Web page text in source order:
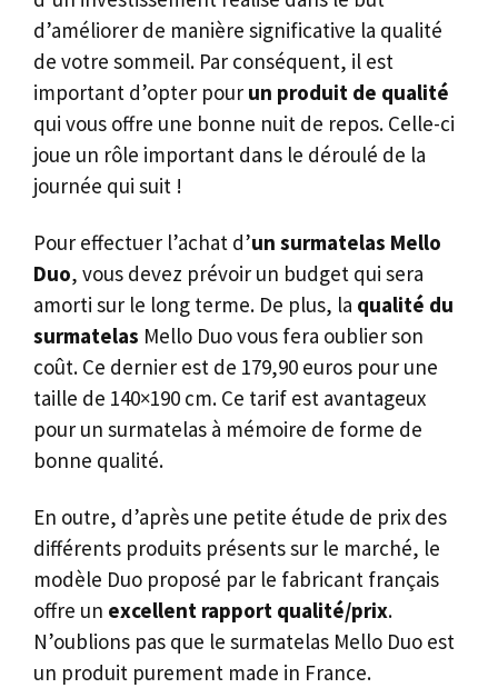
d’améliorer de manière significative la qualité
de votre sommeil. Par conséquent, il est
important d’opter pour un produit de qualité
qui vous offre une bonne nuit de repos. Celle-ci
joue un rôle important dans le déroulé de la
journée qui suit !
Pour effectuer l’achat d’un surmatelas Mello
Duo, vous devez prévoir un budget qui sera
amorti sur le long terme. De plus, la qualité du
surmatelas Mello Duo vous fera oublier son
coût. Ce dernier est de 179,90 euros pour une
taille de 140×190 cm. Ce tarif est avantageux
pour un surmatelas à mémoire de forme de
bonne qualité.
En outre, d’après une petite étude de prix des
différents produits présents sur le marché, le
modèle Duo proposé par le fabricant français
offre un excellent rapport qualité/prix.
N’oublions pas que le surmatelas Mello Duo est
un produit purement made in France.